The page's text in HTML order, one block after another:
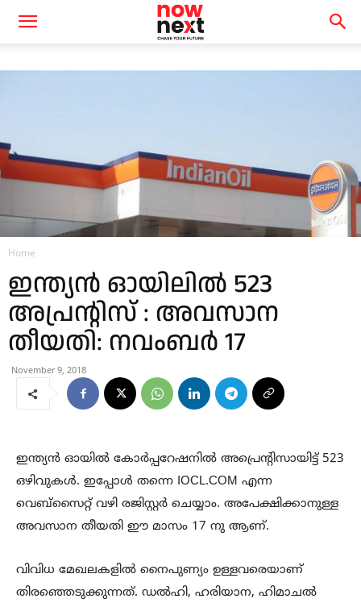
Home
ഇന്ത്യൻ ഓയിലിൽ 523
അപ്രന്റിസ് : അവസാന
തീയതി: നവംബർ 17
November 9, 2018
ഇന്ത്യൻ ഓയിൽ കോർപ്പറേഷനിൽ അപ്രെന്റിസായിട്ട് 523
ഒഴിവുകൾ. ഇപ്പോൾ തന്നെ IOCL.COM എന്ന
വെബ്സൈറ്റ് വഴി രജിസ്റ്റർ ചെയ്യാം. അപേക്ഷിക്കാനുള്ള
അവസാന തീയതി ഈ മാസം 17 നു ആണ്.
വിവിധ മേഖലകളിൽ നൈപുണ്യം ഉള്ളവരെയാണ്
തിരഞ്ഞെടുക്കുന്നത്. ഡൽഹി, ഹരിയാന, ഹിമാചൽ